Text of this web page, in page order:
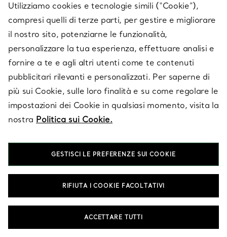
SU TIFFANY & CO.
LEGALE
SEGUICI
T&Co. 2026
Utilizziamo cookies e tecnologie simili (“Cookie”),
compresi quelli di terze parti, per gestire e migliorare
il nostro sito, potenziarne le funzionalità,
personalizzare la tua esperienza, effettuare analisi e
fornire a te e agli altri utenti come te contenuti
pubblicitari rilevanti e personalizzati. Per saperne di
più sui Cookie, sulle loro finalità e su come regolare le
impostazioni dei Cookie in qualsiasi momento, visita la
nostra Politica sui Cookie.
GESTISCI LE PREFERENZE SUI COOKIE
RIFIUTA I COOKIE FACOLTATIVI
ACCETTARE TUTTI